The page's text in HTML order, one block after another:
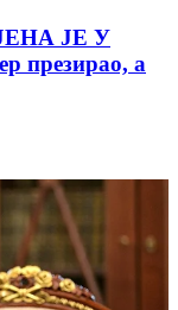
ЈЕ У
презирао, а